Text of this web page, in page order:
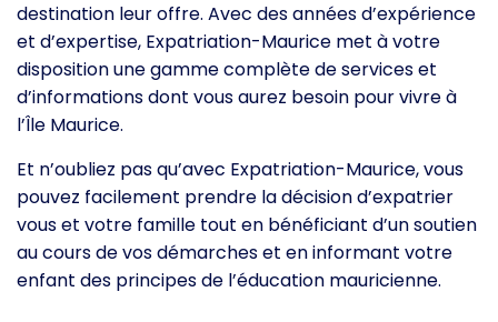
destination leur offre. Avec des années d’expérience
et d’expertise, Expatriation-Maurice met à votre
disposition une gamme complète de services et
d’informations dont vous aurez besoin pour vivre à
l’Île Maurice.
Et n’oubliez pas qu’avec Expatriation-Maurice, vous
pouvez facilement prendre la décision d’expatrier
vous et votre famille tout en bénéficiant d’un soutien
au cours de vos démarches et en informant votre
enfant des principes de l’éducation mauricienne.